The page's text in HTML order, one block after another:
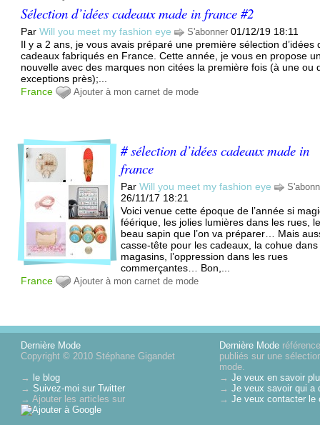
Sélection d’idées cadeaux made in france #2
ParWill you meet my fashion eye S'abonner 01/12/19 18:11
Il y a 2 ans, je vous avais préparé une première sélection d’idées
cadeaux fabriqués en France. Cette année, je vous en propose
nouvelle avec des marques non citées la première fois (à une ou
exceptions près);...
France
Ajouter à mon carnet de mode
# sélection d’idées cadeaux made in
france
ParWill you meet my fashion eye
26/11/17 18:21
Voici venue cette époque de l’année si
féérique, les jolies lumières dans les rues,
beau sapin que l’on va préparer… Mais
casse-tête pour les cadeaux, la cohue dans
magasins, l’oppression dans les rues
commerçantes… Bon,...
France
Ajouter à mon carnet de mode
Dernière Mode
Copyright © 2010 Stéphane Gigandet
→ le blog
→Suivez-moi sur Twitter
→ Ajouter les articles sur
Dernière Mode
publiés sur une
mode.
→Je veux en savoir
→Je veux savoir qui a
→Je veux contacter le